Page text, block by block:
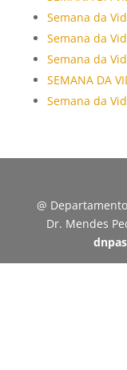
Semana da
Semana da
Semana da
SEMANA DA
Semana da
@
Dr. Mendes